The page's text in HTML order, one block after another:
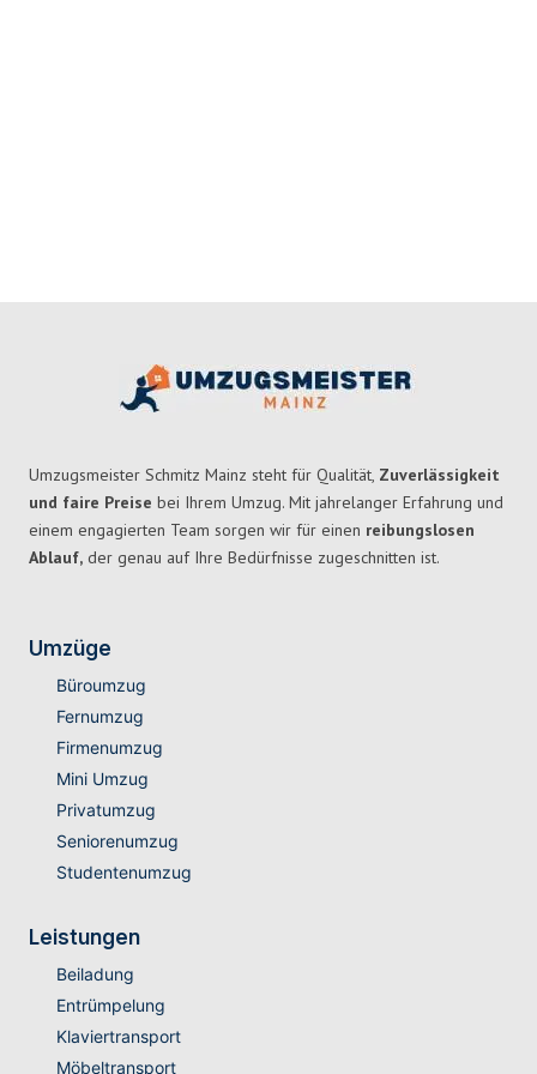
Umzugsmeister Schmitz Mainz steht für Qualität, Zuverlässigkeit
und faire Preise bei Ihrem Umzug. Mit jahrelanger Erfahrung und
einem engagierten Team sorgen wir für einen reibungslosen
Ablauf, der genau auf Ihre Bedürfnisse zugeschnitten ist.
Umzüge
Büroumzug
Fernumzug
Firmenumzug
Mini Umzug
Privatumzug
Seniorenumzug
Studentenumzug
Leistungen
Beiladung
Entrümpelung
Klaviertransport
Möbeltransport